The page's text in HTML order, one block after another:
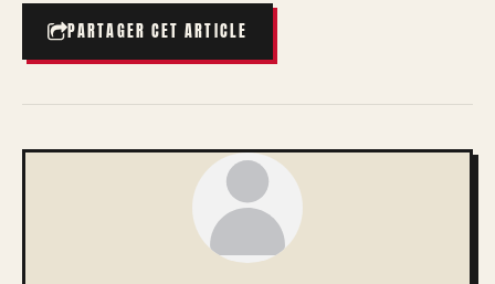
PARTAGER CET ARTICLE